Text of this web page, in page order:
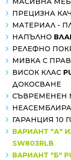
ПРЕЦИЗНА
МАТЕРИАЛ -
НАПЪЛНО
РЕЛЕФНО
МИВКА С
ВИСОК КЛАС
ДОКОСВАНЕ
СЪВРЕМЕНЕН
ГАРАНЦИЯ 10
ВАРИАНТ "А"
SW803RLB
ВАРИАНТ "Б"